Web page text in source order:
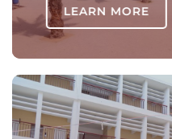
LEARN MORE